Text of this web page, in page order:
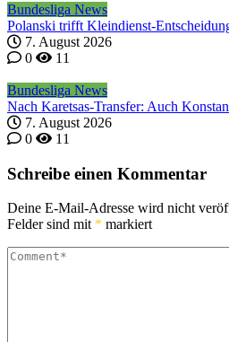
Bundesliga News
Polanski trifft Kleindienst-
7. August 2026
0
11
Bundesliga News
Nach Karetsas-Transfer: Auch
7. August 2026
0
11
Schreibe einen Kommentar
Deine E-Mail-Adresse wird nicht
Felder sind mit * markiert